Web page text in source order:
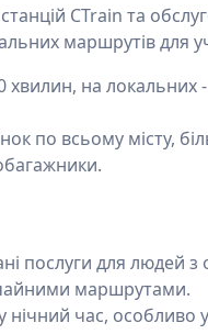
CTrain та
маршрутів для
на локальних
по всьому місту,
послуги для людей
маршрутами.
час, особливо у